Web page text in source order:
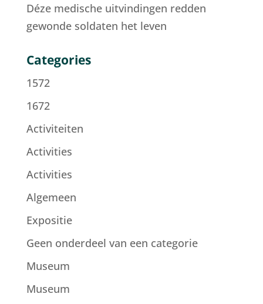
Déze medische uitvindingen redden
gewonde soldaten het leven
Categories
1572
1672
Activiteiten
Activities
Activities
Algemeen
Expositie
Geen onderdeel van een categorie
Museum
Museum